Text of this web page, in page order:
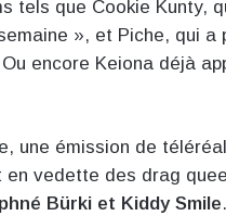
tels que Cookie Kunty,
», et Piche, qui a
encore Keiona déjà
une émission de
en vedette des drag
Bürki et Kiddy Smile